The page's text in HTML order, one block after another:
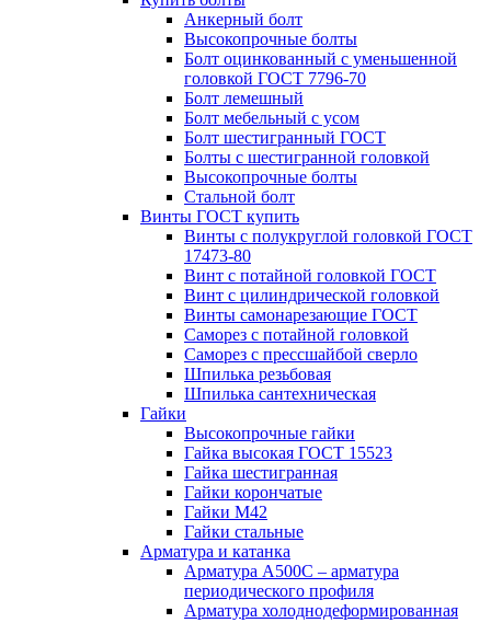
Анкерный болт
Высокопрочные болты
Болт оцинкованный с уменьшенной
головкой ГОСТ 7796-70
Болт лемешный
Болт мебельный с усом
Болт шестигранный ГОСТ
Болты с шестигранной головкой
Высокопрочные болты
Стальной болт
Винты ГОСТ купить
Винты с полукруглой головкой ГОСТ
17473-80
Винт с потайной головкой ГОСТ
Винт с цилиндрической головкой
Винты самонарезающие ГОСТ
Саморез с потайной головкой
Саморез с прессшайбой сверло
Шпилька резьбовая
Шпилька сантехническая
Гайки
Высокопрочные гайки
Гайка высокая ГОСТ 15523
Гайка шестигранная
Гайки корончатые
Гайки М42
Гайки стальные
Арматура и катанка
Арматура А500С – арматура
периодического профиля
Арматура холоднодеформированная